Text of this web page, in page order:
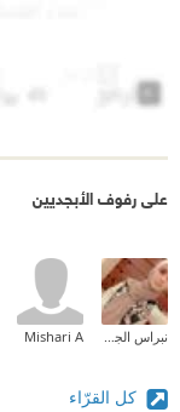
على رفوف الأبجديين
Mishari A
كل القرّاء